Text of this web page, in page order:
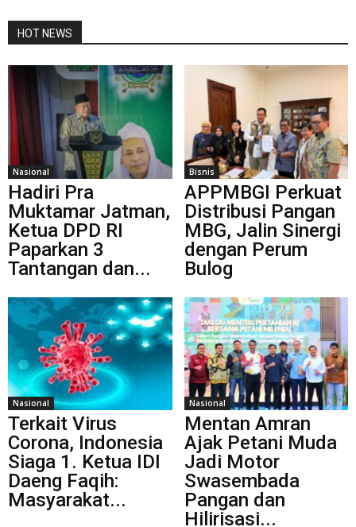
HOT NEWS
Nasional
Hadiri Pra
Muktamar Jatman,
Ketua DPD RI
Paparkan 3
Tantangan dan...
Bisnis
APPMBGI Perkuat
Distribusi Pangan
MBG, Jalin Sinergi
dengan Perum
Bulog
Nasional
Terkait Virus
Corona, Indonesia
Siaga 1. Ketua IDI
Daeng Faqih:
Masyarakat...
Nasional
Mentan Amran
Ajak Petani Muda
Jadi Motor
Swasembada
Pangan dan
Hilirisasi...